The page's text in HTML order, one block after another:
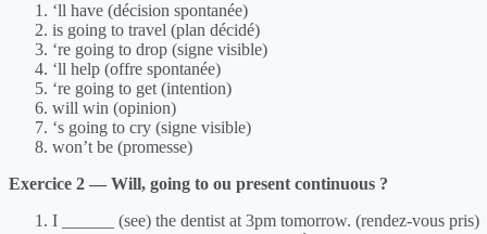
‘ll have (décision spontanée)
is going to travel (plan décidé)
‘re going to drop (signe visible)
‘ll help (offre spontanée)
‘re going to get (intention)
will win (opinion)
‘s going to cry (signe visible)
won’t be (promesse)
Exercice 2 — Will, going to ou present continuous ?
I ______ (see) the dentist at 3pm tomorrow. (rendez-vous pris)